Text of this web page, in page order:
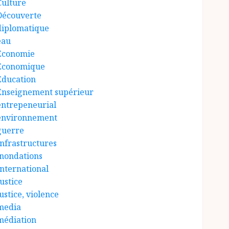
supérieur
violence